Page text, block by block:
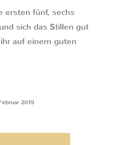
ersten fünf, sechs
sich das Stillen gut
auf einem guten
2019